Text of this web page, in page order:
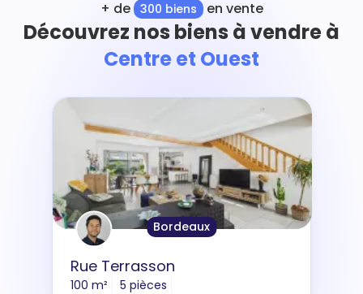
+ de 300 biens en vente
Découvrez nos biens à vendre à
Centre et Ouest
Bordeaux
Rue Terrasson
100 m² 5 pièces